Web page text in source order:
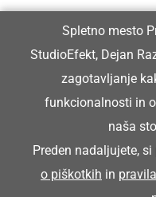
Glavni in odgovorni
Dejan Razlag
info@prlekija-on.net
Spletno mesto
StudioEfekt, Dejan
zagotavljanje
funkcionalnosti in
naša
Preden nadaljujete,
o piškotkih in